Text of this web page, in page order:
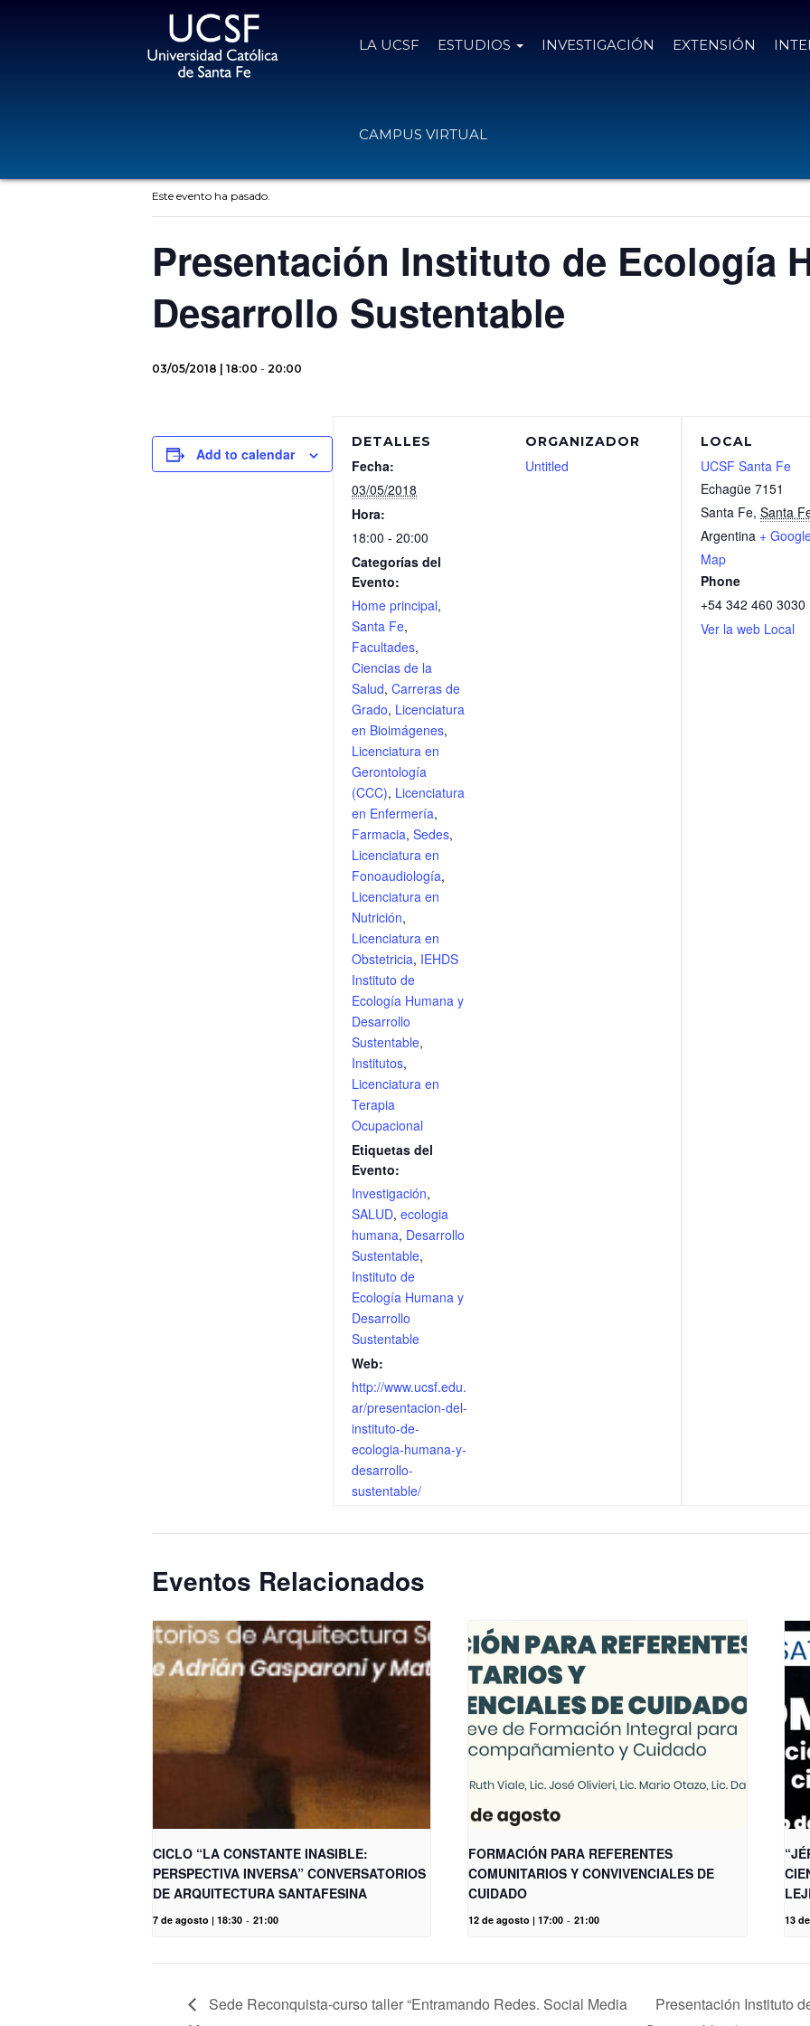
LA UCSF ESTUDIOS INVESTIGACIÓN EXTENSIÓN
CAMPUS VIRTUAL
Este evento ha pasado.
Presentación Instituto de Ecología
Desarrollo Sustentable
03/05/2018 | 18:00 - 20:00
Add to calendar
DETALLES
Fecha:
03/05/2018
Hora:
18:00 - 20:00
Categorías del
Evento:
Home principal,
Santa Fe,
Facultades,
Ciencias de la
Salud, Carreras de
Grado, Licenciatura
en Bioimágenes,
Licenciatura en
Gerontología
(CCC), Licenciatura
en Enfermería,
Farmacia, Sedes,
Licenciatura en
Fonoaudiología,
Licenciatura en
Nutrición,
Licenciatura en
Obstetricia, IEHDS
Instituto de
Ecología Humana y
Desarrollo
Sustentable,
Institutos,
Licenciatura en
Terapia
Ocupacional
Etiquetas del
Evento:
Investigación,
SALUD, ecologia
humana, Desarrollo
Sustentable,
Instituto de
Ecología Humana y
Desarrollo
Sustentable
Web:
http://www.ucsf.edu.
ar/presentacion-del-
instituto-de-
ecologia-humana-y-
desarrollo-
sustentable/
ORGANIZADOR
Untitled
LOCAL
UCSF Santa Fe
Echagüe 7151
Santa Fe, Santa
Argentina +
Map
Phone
+54 342 460 3030
Ver la web Local
Eventos Relacionados
CICLO “LA CONSTANTE INASIBLE:
PERSPECTIVA INVERSA” CONVERSATORIOS
DE ARQUITECTURA SANTAFESINA
7 de agosto | 18:30 - 21:00
FORMACIÓN PARA REFERENTES
COMUNITARIOS Y CONVIVENCIALES DE
CUIDADO
12 de agosto | 17:00 - 21:00 13
Sede Reconquista-curso taller “Entramando Redes. Social Media
Presentación Instituto